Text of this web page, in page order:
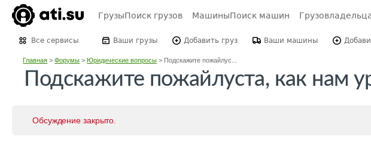
ГрузыПоиск грузов МашиныПоиск машин
Все сервисы Ваши грузы Добавить груз Ваши машины
Главная >Форумы >Юридические вопросы > Подскажите пожайлус...
Подскажите пожайлуста, как нам
Обсуждение закрыто.